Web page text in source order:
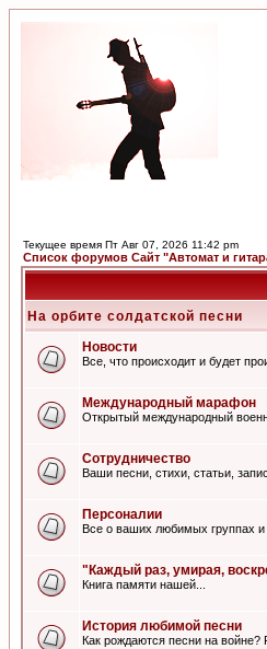
Текущее время Пт Авг 07, 2026 11:42 pm
Список форумов Сайт "Автомат и
На орбите солдатской песни
Новости
Все, что происходит и будет
Международный марафон
Открытый международный
Сотрудничество
Ваши песни, стихи, статьи,
Персоналии
Все о ваших любимых группах и
"Каждый раз, умирая,
Книга памяти нашей...
История любимой песни
Как рождаются песни на войне?